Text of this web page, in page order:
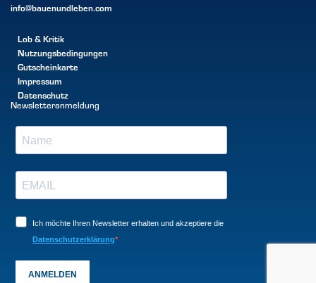
info@bauenundleben.com
Lob & Kritik
Nutzungsbedingungen
Gutscheinkarte
Impressum
Datenschutz
Newsletteranmeldung
Ich möchte Ihren Newsletter erhalten und akzeptiere die
Datenschutzerklärung
ANMELDEN